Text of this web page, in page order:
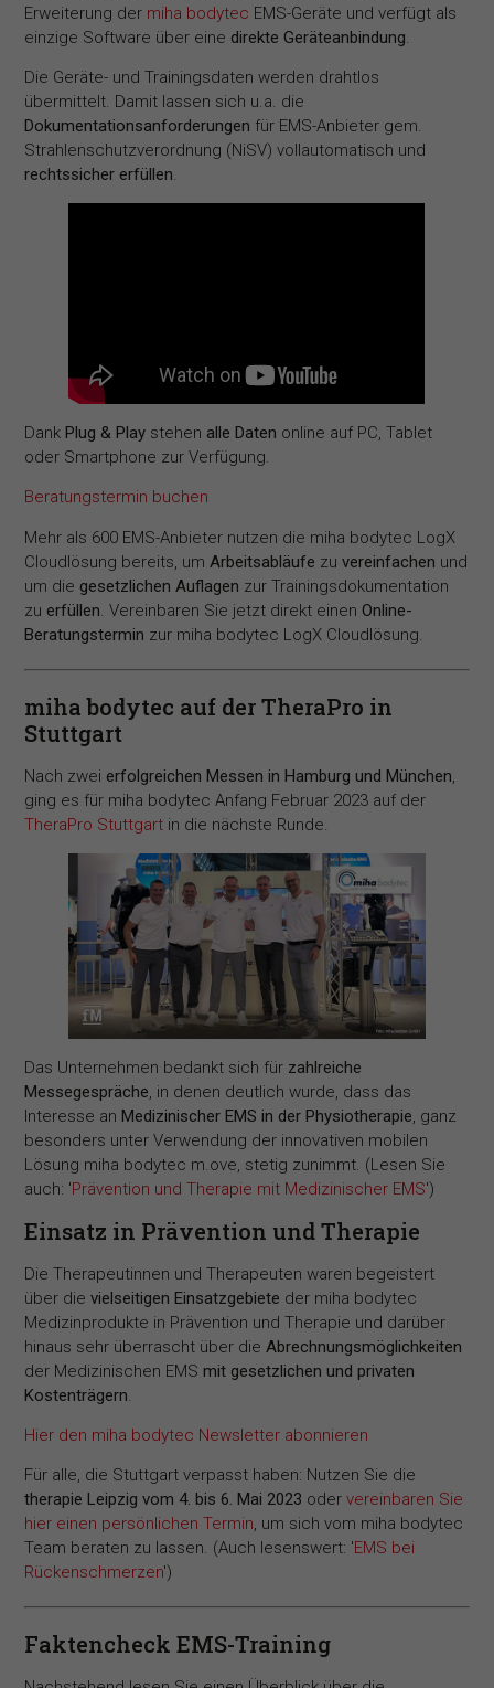
Erweiterung der miha bodytec EMS-Geräte und verfügt als
einzige Software über eine direkte Geräteanbindung.
Die Geräte- und Trainingsdaten werden drahtlos
übermittelt. Damit lassen sich u.a. die
Dokumentationsanforderungen für EMS-Anbieter gem.
Strahlenschutzverordnung (NiSV) vollautomatisch und
rechtssicher erfüllen.
DankPlug & Play stehen alle Daten online auf PC, Tablet
oder Smartphone zur Verfügung.
Beratungstermin buchen
Mehr als 600 EMS-Anbieter nutzen die miha bodytec LogX
Cloudlösung bereits, umArbeitsabläufe zuvereinfachen und
um die gesetzlichen Auflagen zur Trainingsdokumentation
zu erfüllen. Vereinbaren Sie jetzt direkt einenOnline-
Beratungstermin zur miha bodytec LogX Cloudlösung.
miha bodytec auf der TheraPro in
Stuttgart
Nach zwei erfolgreichen Messen in Hamburg und München,
ging es für miha bodytec Anfang Februar 2023 auf der
TheraPro Stuttgart in die nächste Runde.
Das Unternehmen bedankt sich für zahlreiche
Messegespräche, in denen deutlich wurde, dass das
Interesse anMedizinischer EMS in der Physiotherapie, ganz
besonders unter Verwendung der innovativen mobilen
Lösung miha bodytec m.ove, stetig zunimmt. (Lesen Sie
auch: 'Prävention und Therapie mit Medizinischer EMS')
Einsatz in Prävention und Therapie
Die Therapeutinnen und Therapeuten waren begeistert
über dievielseitigen Einsatzgebiete der miha bodytec
Medizinprodukte in Prävention und Therapie und darüber
hinaus sehr überrascht über dieAbrechnungsmöglichkeiten
der Medizinischen EMSmit gesetzlichen und privaten
Kostenträgern.
Hier den miha bodytec Newsletter abonnieren
Für alle, die Stuttgart verpasst haben: Nutzen Sie die
therapie Leipzig vom 4. bis 6. Mai 2023 odervereinbaren Sie
hier einen persönlichen Termin, um sich vom miha bodytec
Team beraten zu lassen. (Auch lesenswert: 'EMS bei
Rückenschmerzen')
Faktencheck EMS-Training